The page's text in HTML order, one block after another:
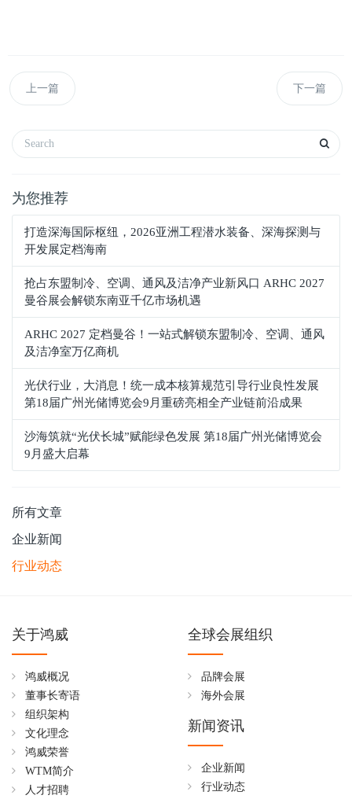
上一篇 下一篇
为您推荐
打造深海国际枢纽，2026亚洲工程潜水装备、深海探测与
开发展定档海南
抢占东盟制冷、空调、通风及洁净产业新风口 ARHC 2027
曼谷展会解锁东南亚千亿市场机遇
ARHC 2027 定档曼谷！一站式解锁东盟制冷、空调、通风
及洁净室万亿商机
光伏行业，大消息！统一成本核算规范引导行业良性发展
第18届广州光储博览会9月重磅亮相全产业链前沿成果
沙海筑就“光伏长城”赋能绿色发展 第18届广州光储博览会
9月盛大启幕
所有文章
企业新闻
行业动态
关于鸿威
鸿威概况
董事长寄语
组织架构
文化理念
鸿威荣誉
WTM简介
人才招聘
全球会展组织
品牌会展
海外会展
新闻资讯
企业新闻
行业动态